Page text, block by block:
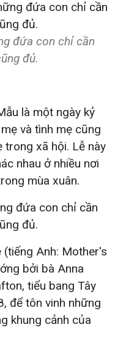
đứa con chỉ cần
đủ.
là một ngày kỷ
và tình mẹ cũng
trong xã hội. Lễ này
nhau ở nhiều nơi
mùa xuân.
đứa con chỉ cần
đủ.
(tiếng Anh: Mother's
bởi bà Anna
tiểu bang Tây
để tôn vinh những
khung cảnh của